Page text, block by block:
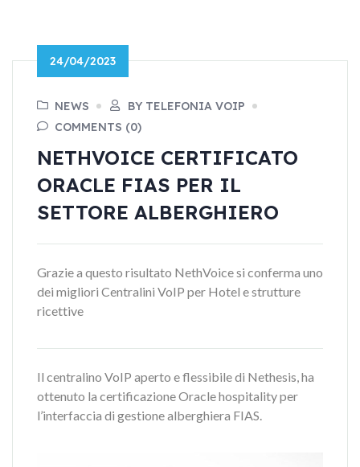
24/04/2023
NEWS
BY TELEFONIA VOIP
COMMENTS (0)
NETHVOICE CERTIFICATO
ORACLE FIAS PER IL
SETTORE ALBERGHIERO
Grazie a questo risultato NethVoice si conferma uno
dei migliori Centralini VoIP per Hotel e strutture
ricettive
Il centralino VoIP aperto e flessibile di Nethesis, ha
ottenuto la certificazione Oracle hospitality per
l’interfaccia di gestione alberghiera FIAS.